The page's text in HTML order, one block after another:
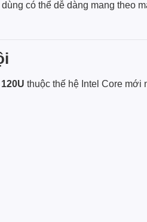
có thể dễ dàng mang theo
thuộc thế hệ Intel Core mới